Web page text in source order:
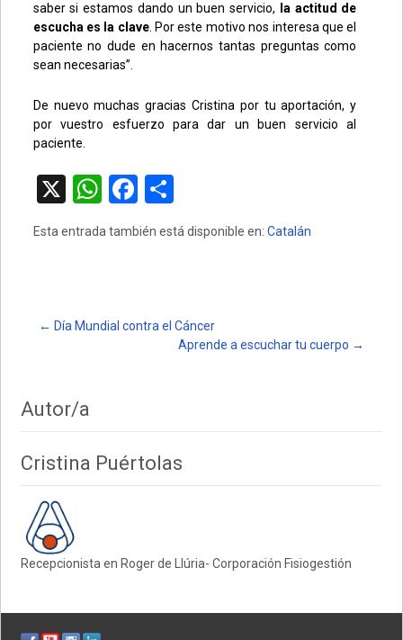
saber si estamos dando un buen servicio,
la actitud de
escucha es la clave. Por este motivo nos interesa que el
paciente no dude en hacernos tantas preguntas como
sean necesarias”.
De nuevo muchas gracias Cristina por tu aportación, y
por vuestro esfuerzo para dar un buen servicio al
paciente.
X W
h
at
p
F
a
ce
o
C
o
m
tir
Esta entrada también está disponible en: Catalán
Post
navigation
← Día Mundial contra el Cáncer
Aprende a escuchar tu cuerpo →
Autor/a
Cristina Puértolas
Recepcionista en Roger de Llúria- Corporación Fisiogestión